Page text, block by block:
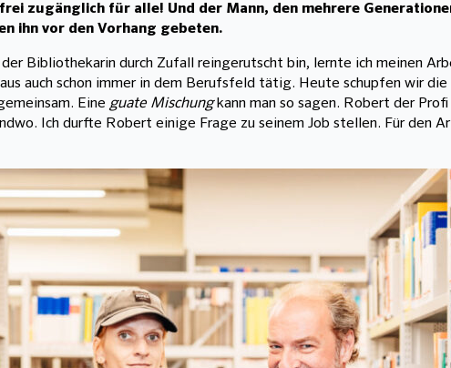
zugänglich für alle! Und der Mann, den mehrere
ihn vor den Vorhang gebeten.
der Bibliothekarin durch Zufall reingerutscht bin, lernte ich meinen
auch schon immer in dem Berufsfeld tätig. Heute schupfen wir
Eine guate Mischungkann man so sagen. Robert der
Ich durfte Robert einige Frage zu seinem Job stellen. Für den